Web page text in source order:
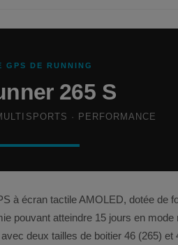
GPS DE RUNNING
265 S
· PERFORMANCE
à écran tactile AMOLED, dotée de
pouvant atteindre 15 jours en
deux tailles de boitier 46 (265) et